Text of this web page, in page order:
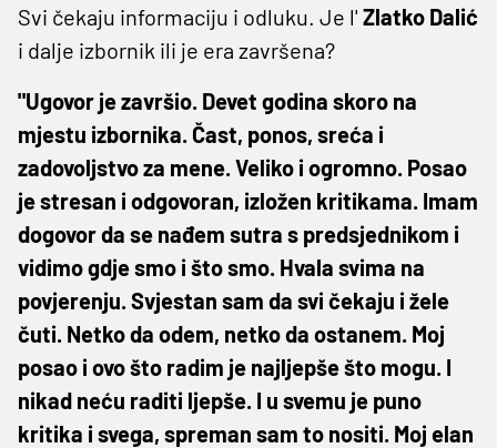
Svi čekaju informaciju i odluku. Je l' Zlatko Dalić
i dalje izbornik ili je era završena?
"Ugovor je završio. Devet godina skoro na
mjestu izbornika. Čast, ponos, sreća i
zadovoljstvo za mene. Veliko i ogromno. Posao
je stresan i odgovoran, izložen kritikama. Imam
dogovor da se nađem sutra s predsjednikom i
vidimo gdje smo i što smo. Hvala svima na
povjerenju. Svjestan sam da svi čekaju i žele
čuti. Netko da odem, netko da ostanem. Moj
posao i ovo što radim je najljepše što mogu. I
nikad neću raditi ljepše. I u svemu je puno
kritika i svega, spreman sam to nositi. Moj elan